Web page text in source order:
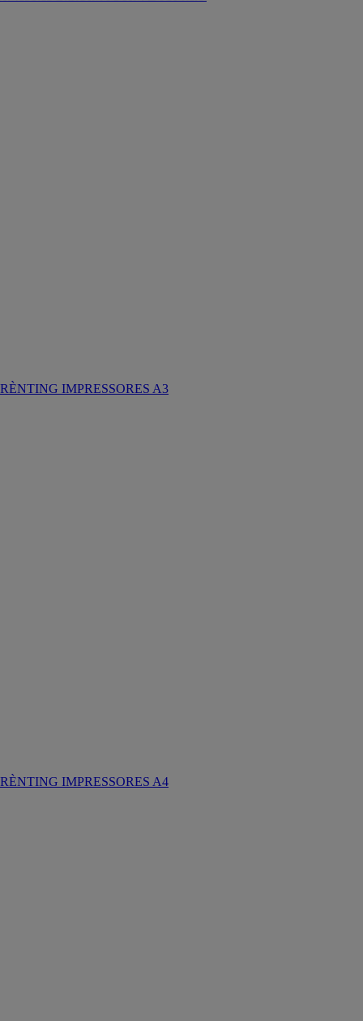
RÈNTING IMPRESSORES A3
RÈNTING IMPRESSORES A4